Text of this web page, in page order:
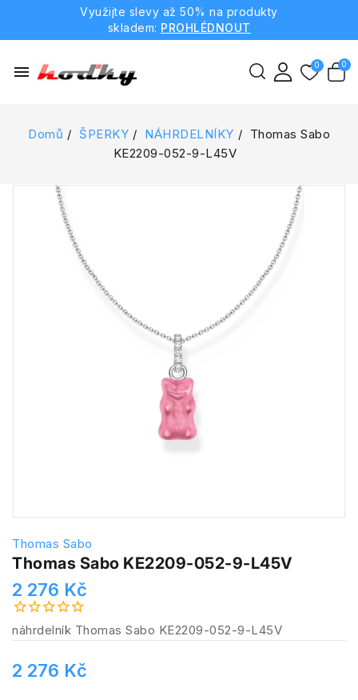
Využijte slevy až 50% na produkty
skladem: PROHLÉDNOUT
menu
Domů ŠPERKY NÁHRDELNÍKY
Thomas Sabo
KE2209-052-9-L45V
Thomas Sabo
Thomas Sabo KE2209-052-9-L45V
2 276 Kč
náhrdelník Thomas Sabo KE2209-052-9-L45V
2 276 Kč